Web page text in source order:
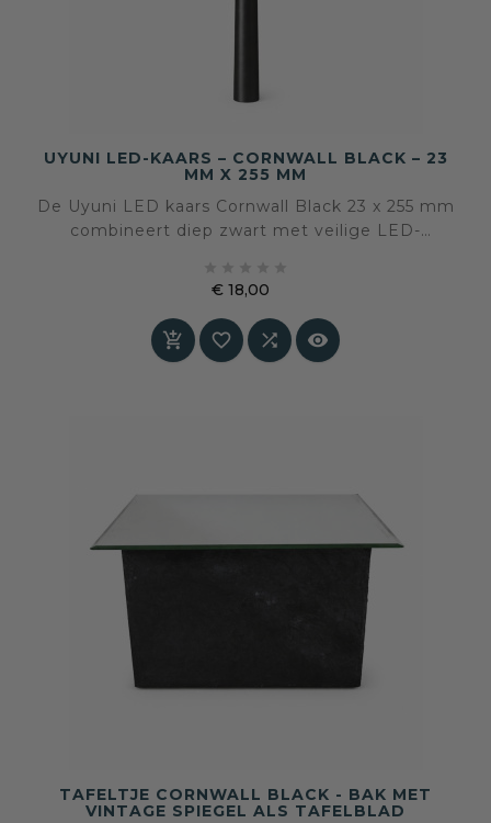
UYUNI LED-KAARS – CORNWALL BLACK – 23
MM X 255 MM
De Uyuni LED kaars Cornwall Black 23 x 255 mm
combineert diep zwart met veilige LED-
samenkomen
€ 18,00
   
TAFELTJE CORNWALL BLACK - BAK MET
VINTAGE SPIEGEL ALS TAFELBLAD